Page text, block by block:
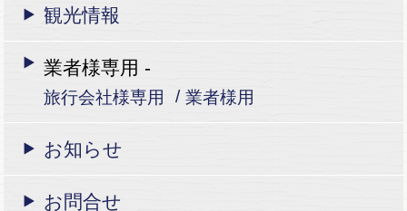
観光情報
業者様専用 -
旅行会社様専用 業者様用
お知らせ
お問合せ